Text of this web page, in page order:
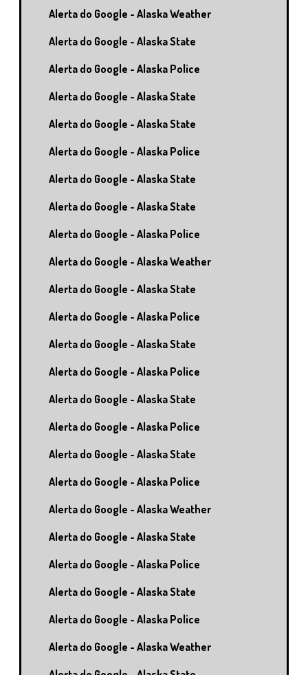
Alerta do Google - Alaska Weather
Alerta do Google - Alaska State
Alerta do Google - Alaska Police
Alerta do Google - Alaska State
Alerta do Google - Alaska State
Alerta do Google - Alaska Police
Alerta do Google - Alaska State
Alerta do Google - Alaska State
Alerta do Google - Alaska Police
Alerta do Google - Alaska Weather
Alerta do Google - Alaska State
Alerta do Google - Alaska Police
Alerta do Google - Alaska State
Alerta do Google - Alaska Police
Alerta do Google - Alaska State
Alerta do Google - Alaska Police
Alerta do Google - Alaska State
Alerta do Google - Alaska Police
Alerta do Google - Alaska Weather
Alerta do Google - Alaska State
Alerta do Google - Alaska Police
Alerta do Google - Alaska State
Alerta do Google - Alaska Police
Alerta do Google - Alaska Weather